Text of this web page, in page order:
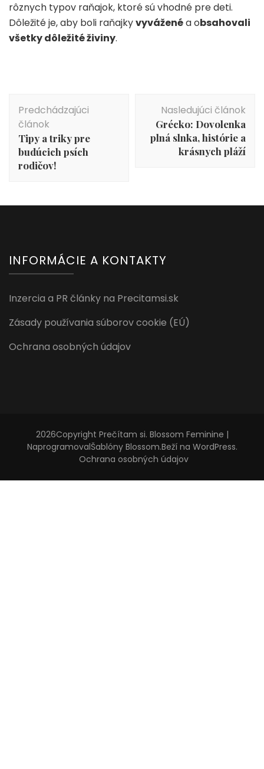
rôznych typov raňajok, ktoré sú vhodné pre deti.
Dôležité je, aby boli raňajkyvyváženéa obsahovali
všetky dôležité živiny.
Navigácia
článku
Predchádzajúci
článok
Tipy a triky pre
budúcich psích
rodičov!
Nasledujúci článok
Grécko: Dovolenka
plná slnka, histórie a
krásnych pláží
INFORMÁCIE A KONTAKTY
Inzercia a PR články na Precitamsi.sk
Zásady používania súborov cookie (EÚ)
Ochrana osobných údajov
2026Copyright Prečítam si. Blossom Feminine |
NaprogramovalŠablóny Blossom.Beží na WordPress.
Ochrana osobných údajov